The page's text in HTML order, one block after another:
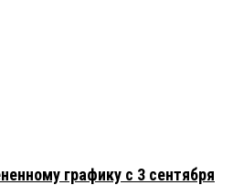
графику с 3 сентября